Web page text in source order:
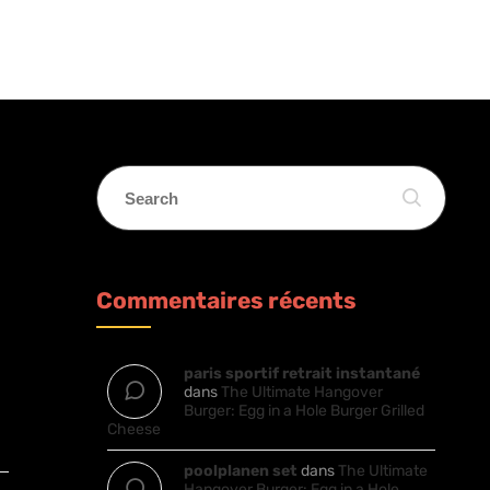
Commentaires récents
paris sportif retrait instantané
dansThe Ultimate Hangover
Burger: Egg in a Hole Burger Grilled
Cheese
poolplanen set dansThe Ultimate